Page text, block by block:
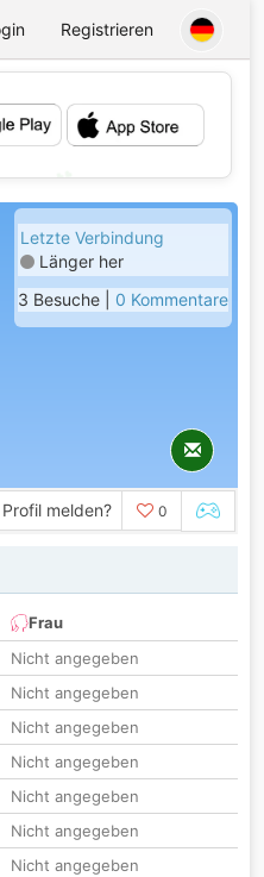
Registrieren
Letzte Verbindung
Länger her
3 Besuche | 0 Kommentare
Profil melden? 0
Frau
Nicht angegeben
Nicht angegeben
Nicht angegeben
Nicht angegeben
Nicht angegeben
Nicht angegeben
Nicht angegeben